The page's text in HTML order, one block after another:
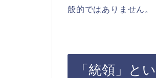
般的ではありません。
「統領」と